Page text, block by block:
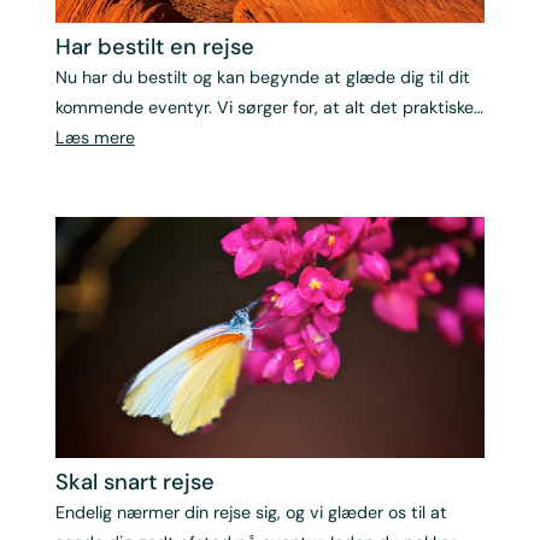
Har bestilt en rejse
Nu har du bestilt og kan begynde at glæde dig til dit
kommende eventyr. Vi sørger for, at alt det praktiske
er på plads, så du trygt kan glæde dig til rejsen. For at
med din rejse – herunder også information om
indrejse- og visumkrav, hvis det er relevant for din
destination. Skulle du have brug for yderligere hjælp,
står vores dygtige rejsespecialister klar til at hjælpe
Læs mere
Skal snart rejse
Endelig nærmer din rejse sig, og vi glæder os til at